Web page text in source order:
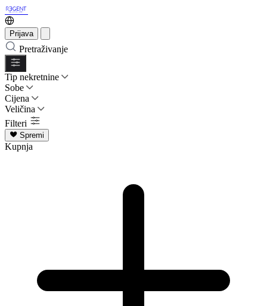
Prijava
Pretraživanje
Tip nekretnine
Sobe
Cijena
Veličina
Filteri
Spremi
Kupnja